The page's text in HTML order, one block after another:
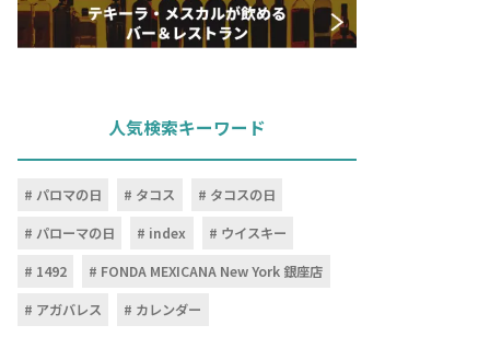
人気検索キーワード
パロマの日 タコス
タコスの日
パローマの日
index
ウイスキー
1492
FONDA MEXICANA New York 銀座店
アガバレス
カレンダー